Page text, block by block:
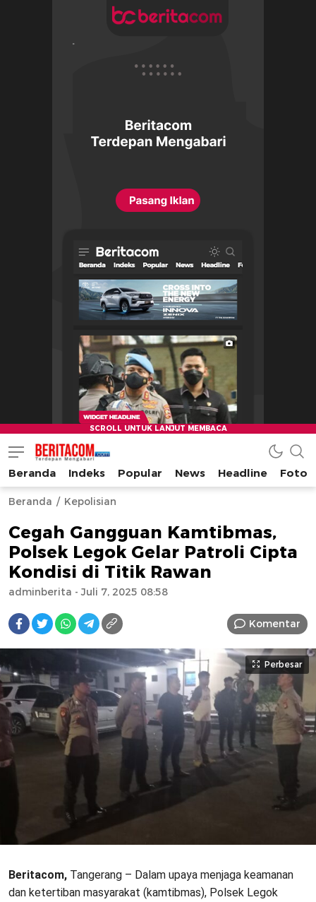
beritacom.com
bestnews
Beranda Indeks Popular News Headline Foto
Beranda Kepolisian
Cegah Gangguan Kamtibmas,
Polsek Legok Gelar Patroli Cipta
Kondisi di Titik Rawan
adminberita - Juli 7, 2025 08:58
Komentar
Perbesar
Beritacom, Tangerang – Dalam upaya menjaga keamanan
dan ketertiban masyarakat (kamtibmas), Polsek Legok